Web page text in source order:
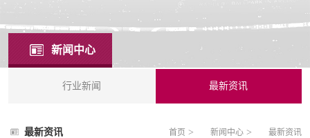
新闻中心
行业新闻 最新资讯
最新资讯 首页 > 新闻中心 > 最新资讯